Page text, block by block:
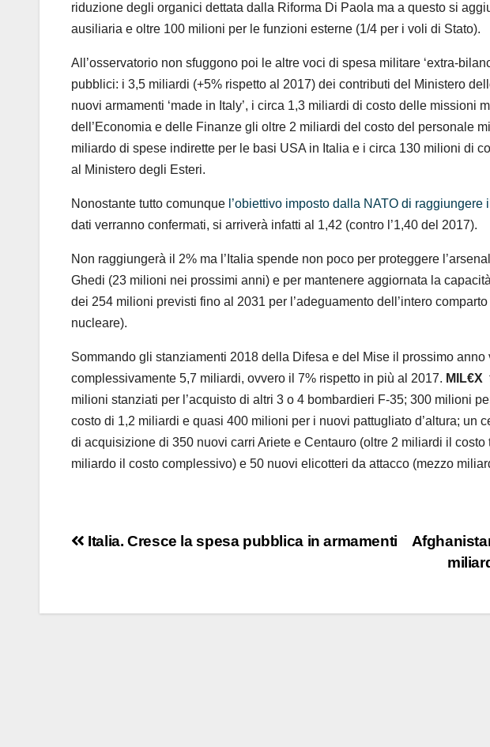
riduzione degli organici dettata dalla Riforma Di Paola ma a questo si
ausiliaria e oltre 100 milioni per le funzioni esterne (1/4 per i voli di Stato).
All’osservatorio non sfuggono poi le altre voci di spesa militare ‘extra-
pubblici: i 3,5 miliardi (+5% rispetto al 2017) dei contributi del Ministero
nuovi armamenti ‘made in Italy’, i circa 1,3 miliardi di costo delle missioni
dell’Economia e delle Finanze gli oltre 2 miliardi del costo del personale
miliardo di spese indirette per le basi USA in Italia e i circa 130 milioni di
al Ministero degli Esteri.
Nonostante tutto comunque l’obiettivo imposto dalla NATO di raggiungere
dati verranno confermati, si arriverà infatti al 1,42 (contro l’1,40 del 2017).
Non raggiungerà il 2% ma l’Italia spende non poco per proteggere
Ghedi (23 milioni nei prossimi anni) e per mantenere aggiornata la
dei 254 milioni previsti fino al 2031 per l’adeguamento dell’intero
nucleare).
Sommando gli stanziamenti 2018 della Difesa e del Mise il prossimo
complessivamente 5,7 miliardi, ovvero il 7% rispetto in più al 2017. MIL€X
milioni stanziati per l’acquisto di altri 3 o 4 bombardieri F-35; 300 milioni
costo di 1,2 miliardi e quasi 400 milioni per i nuovi pattugliato d’altura; un
di acquisizione di 350 nuovi carri Ariete e Centauro (oltre 2 miliardi il
miliardo il costo complessivo) e 50 nuovi elicotteri da attacco (mezzo
Navigazione
Italia. Cresce la spesa pubblica in armamenti